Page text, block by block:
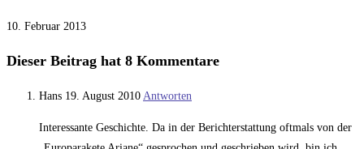
10. Februar 2013
Dieser Beitrag hat 8 Kommentare
Hans 19. August 2010 Antworten
Interessante Geschichte. Da in der Berichterstattung oftmals von der